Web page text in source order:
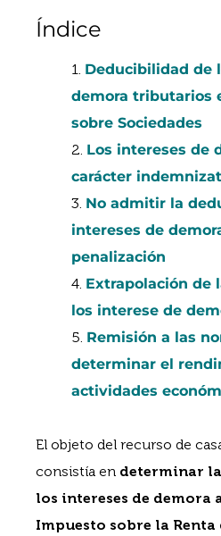
Índice
Deducibilidad de
demora tributarios
sobre Sociedades
Los intereses de
carácter
No admitir la
intereses de
penalización
Extrapolación de
los interese de
Remisión a las
determinar el
actividades
El objeto del recurso de
consistía en determinar
los intereses de demora
Impuesto sobre la Renta